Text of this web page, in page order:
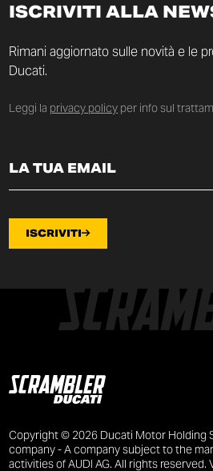
ISCRIVITI ALLA
Rimani aggiornato sulle novità e le
Ducati.
Leggi la privacy policy per info sul
ISCRIVITI
Copyright © 2026 Ducati Motor Holding
company - A company subject to the
activities of AUDI AG. All rights reserved.